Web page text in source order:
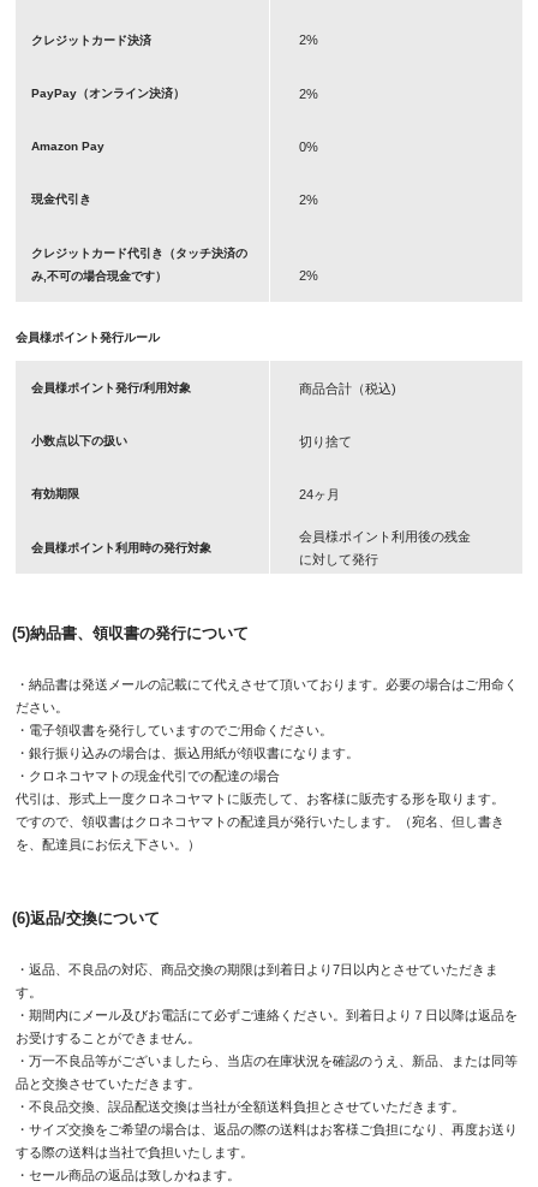
クレジットカード決済 2%
PayPay（オンライン決済） 2%
Amazon Pay 0%
現金代引き 2%
クレジットカード代引き（タッチ決済の
み,不可の場合現金です）
2%
会員様ポイント発行ルール
会員様ポイント発行/利用対象 商品合計（税込)
小数点以下の扱い 切り捨て
有効期限 24ヶ月
会員様ポイント利用時の発行対象
会員様ポイント利用後の残金
に対して発行
(5)納品書、領収書の発行について
・納品書は発送メールの記載にて代えさせて頂いております。必要の場合はご用命く
ださい。
・電子領収書を発行していますのでご用命ください。
・銀行振り込みの場合は、振込用紙が領収書になります。
・クロネコヤマトの現金代引での配達の場合
代引は、形式上一度クロネコヤマトに販売して、お客様に販売する形を取ります。
ですので、領収書はクロネコヤマトの配達員が発行いたします。（宛名、但し書き
を、配達員にお伝え下さい。）
(6)返品/交換について
・返品、不良品の対応、商品交換の期限は到着日より7日以内とさせていただきま
す。
・期間内にメール及びお電話にて必ずご連絡ください。到着日より７日以降は返品を
お受けすることができません。
・万一不良品等がございましたら、当店の在庫状況を確認のうえ、新品、または同等
品と交換させていただきます。
・不良品交換、誤品配送交換は当社が全額送料負担とさせていただきます。
・サイズ交換をご希望の場合は、返品の際の送料はお客様ご負担になり、再度お送り
する際の送料は当社で負担いたします。
・セール商品の返品は致しかねます。